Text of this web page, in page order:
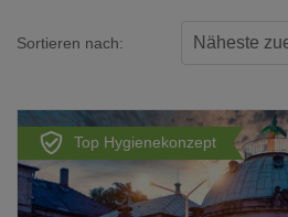
Sortieren nach: Näheste
Top Hygienekonzept